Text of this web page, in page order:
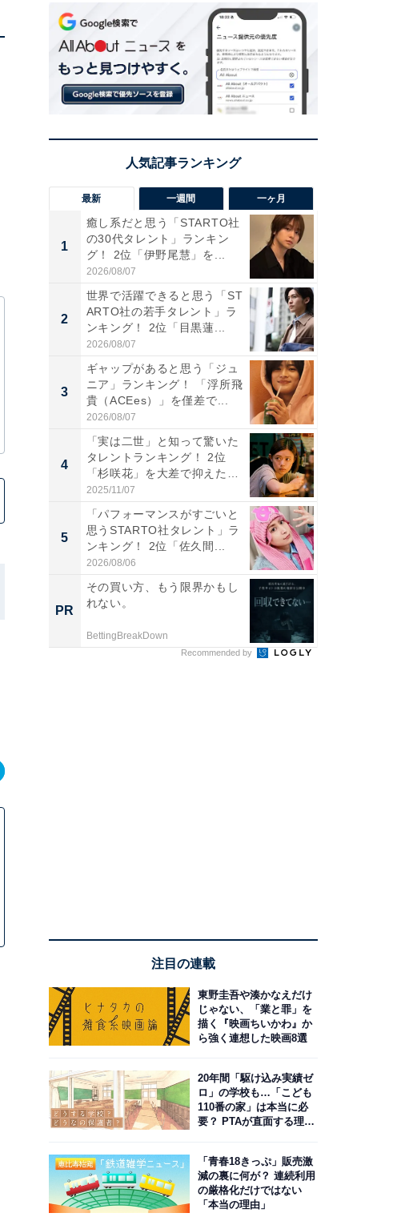
最新 一週間 一ヶ月
1
癒し系だと思う「STARTO社
の30代タレント」ランキン
グ！ 2位「伊野尾慧」を...
2026/08/07
2
世界で活躍できると思う「ST
ARTO社の若手タレント」ラ
ンキング！ 2位「目黒蓮...
2026/08/07
3
ギャップがあると思う「ジュ
ニア」ランキング！ 「浮所飛
貴（ACEes）」を僅差で...
2026/08/07
4
「実は二世」と知って驚いた
タレントランキング！ 2位
「杉咲花」を大差で抑えた1
位...
2025/11/07
5
「パフォーマンスがすごいと
思うSTARTO社タレント」ラ
ンキング！ 2位「佐久間...
2026/08/06
PR
その買い方、もう限界かもし
れない。
BettingBreakDown
Recommended by
注目の連載
東野圭吾や湊かなえだけ
じゃない、「業と罪」を
描く『映画ちいかわ』か
ら強く連想した映画8選
20年間「駆け込み実績ゼ
ロ」の学校も…「こども
110番の家」は本当に必
要？ PTAが直面する理想
「青春18きっぷ」販売激
減の裏に何が？ 連続利用
の厳格化だけではない
「本当の理由」